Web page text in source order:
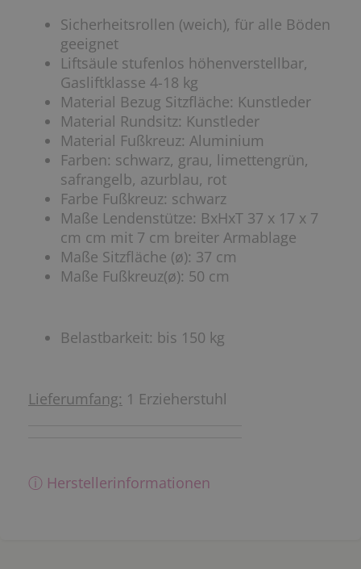
Sicherheitsrollen (weich), für alle Böden
geeignet
Liftsäule stufenlos höhenverstellbar,
Gasliftklasse 4-18 kg
Material Bezug Sitzfläche: Kunstleder
Material Rundsitz: Kunstleder
Material Fußkreuz: Aluminium
Farben: schwarz, grau, limettengrün,
safrangelb, azurblau, rot
Farbe Fußkreuz: schwarz
Maße Lendenstütze: BxHxT 37 x 17 x 7
cm cm mit 7 cm breiter Armablage
Maße Sitzfläche (ø): 37 cm
Maße Fußkreuz(ø): 50 cm
Belastbarkeit: bis 150 kg
Lieferumfang: 1 Erzieherstuhl
ⓘ Herstellerinformationen